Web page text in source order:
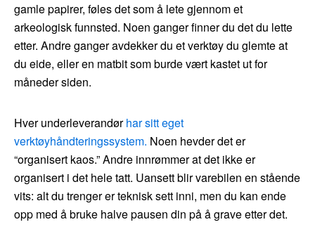
gamle papirer, føles det som å lete gjennom et
arkeologisk funnsted. Noen ganger finner du det du lette
etter. Andre ganger avdekker du et verktøy du glemte at
du eide, eller en matbit som burde vært kastet ut for
måneder siden.
Hver underleverandørhar sitt eget
verktøyhåndteringssystem. Noen hevder det er
“organisert kaos.” Andre innrømmer at det ikke er
organisert i det hele tatt. Uansett blir varebilen en stående
vits: alt du trenger er teknisk sett inni, men du kan ende
opp med å bruke halve pausen din på å grave etter det.